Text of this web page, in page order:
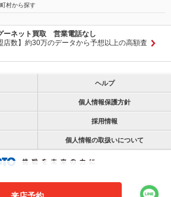
村から探す
ーネット買取 営業電話なし
店数】約30万のデータから予想以上の高額査
ヘルプ
個人情報保護方針
採用情報
個人情報の取扱いについて